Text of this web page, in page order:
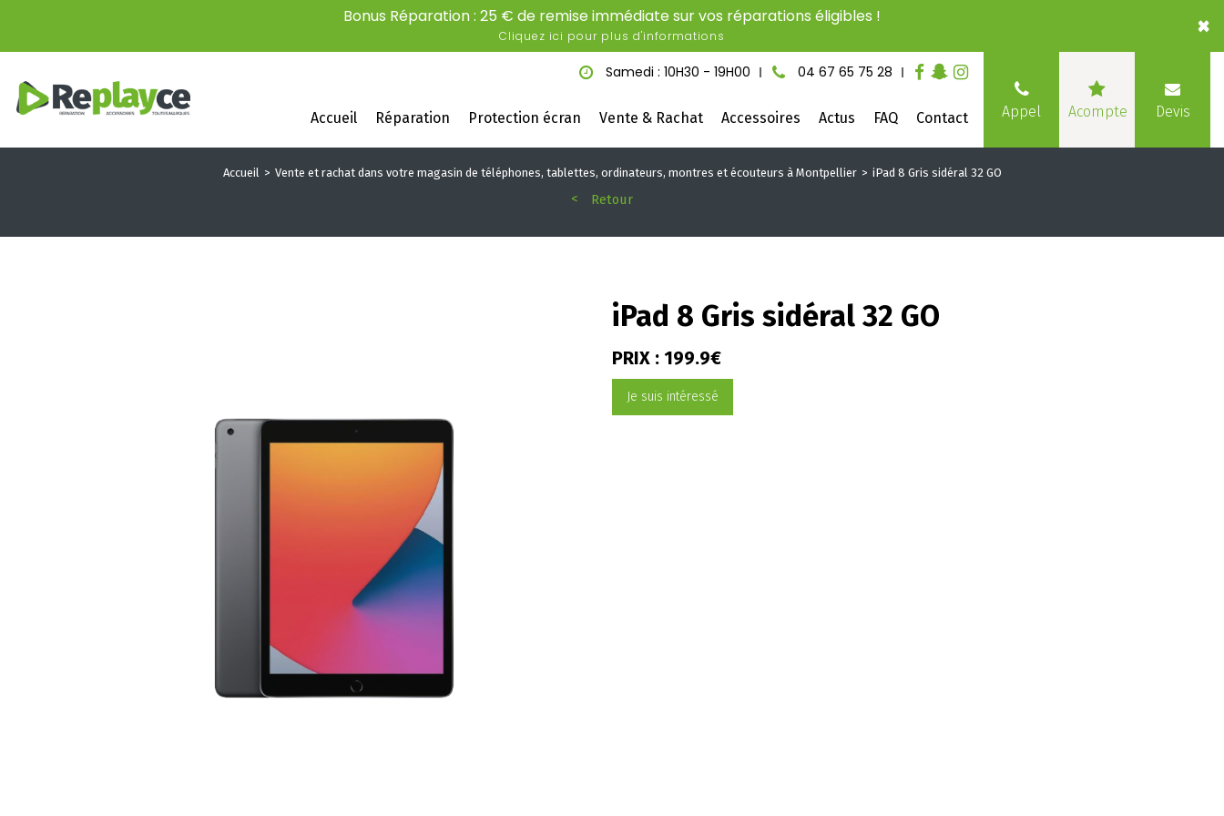
Bonus Réparation : 25 € de remise immédiate sur vos réparations éligibles !
Cliquez ici pour plus d'informations ×
Samedi : 10H30 - 19H00 04 67 65 75 28
Accueil Réparation Protection écran Vente & Rachat Accessoires Actus FAQ Contact Appel Acompte Devis
Accueil Vente et rachat dans votre magasin de téléphones, tablettes, ordinateurs, montres et écouteurs à Montpellier iPad 8 Gris sidéral 32 GO
Retour
iPad 8 Gris sidéral 32 GO
PRIX : 199.9€
Je suis intéressé